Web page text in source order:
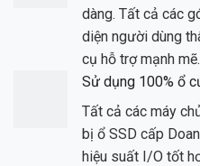
dàng. Tất cả các
diện người dùng
cụ hỗ trợ mạnh mẽ.
Sử dụng 100% ổ
Tất cả các máy
bị ổ SSD cấp
hiệu suất I/O tốt